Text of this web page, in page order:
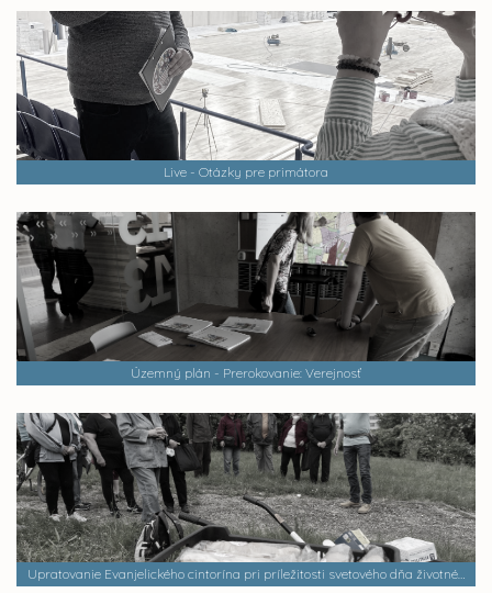
Live - Otázky pre primátora
Územný plán - Prerokovanie: Verejnosť
Upratovanie Evanjelického cintorína pri príležitosti svetového dňa životného prostredia